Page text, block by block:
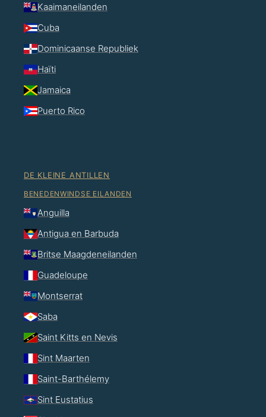
Kaaimaneilanden
Cuba
Dominicaanse Republiek
Haïti
Jamaica
Puerto Rico
DE KLEINE ANTILLEN
BENEDENWINDSE EILANDEN
Anguilla
Antigua en Barbuda
Britse Maagdeneilanden
Guadeloupe
Montserrat
Saba
Saint Kitts en Nevis
Sint Maarten
Saint-Barthélemy
Sint Eustatius